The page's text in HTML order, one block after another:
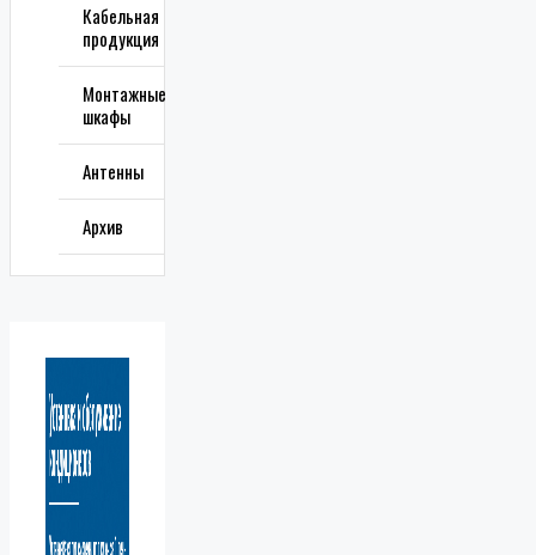
Кабельная
продукция
Монтажные
шкафы
Антенны
Архив